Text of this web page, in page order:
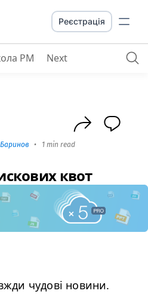
Збільшення дискових квот
Реєстрація
PM Next
• 1 min read
квот
чудові новини.